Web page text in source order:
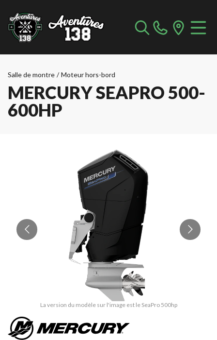
Salle de montre / Moteur hors-bord
MERCURY SEAPRO 500-
600HP
La version du modèle sur l'image est le SeaPro 500hp